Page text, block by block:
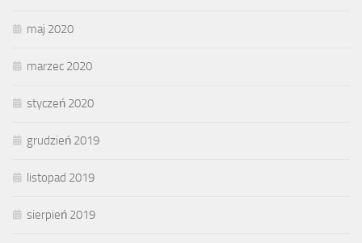
maj 2020
marzec 2020
styczeń 2020
grudzień 2019
listopad 2019
sierpień 2019